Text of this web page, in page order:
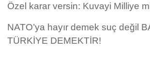
Özel karar versin: Kuvayi Milliye
NATO’ya hayır demek suç değil
TÜRKİYE DEMEKTİR!